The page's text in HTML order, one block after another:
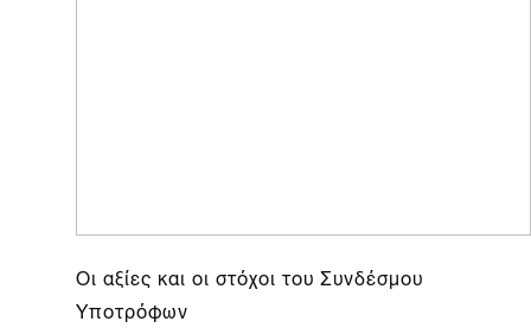
Οι αξίες και οι στόχοι του Συνδέσμου
Υποτρόφων